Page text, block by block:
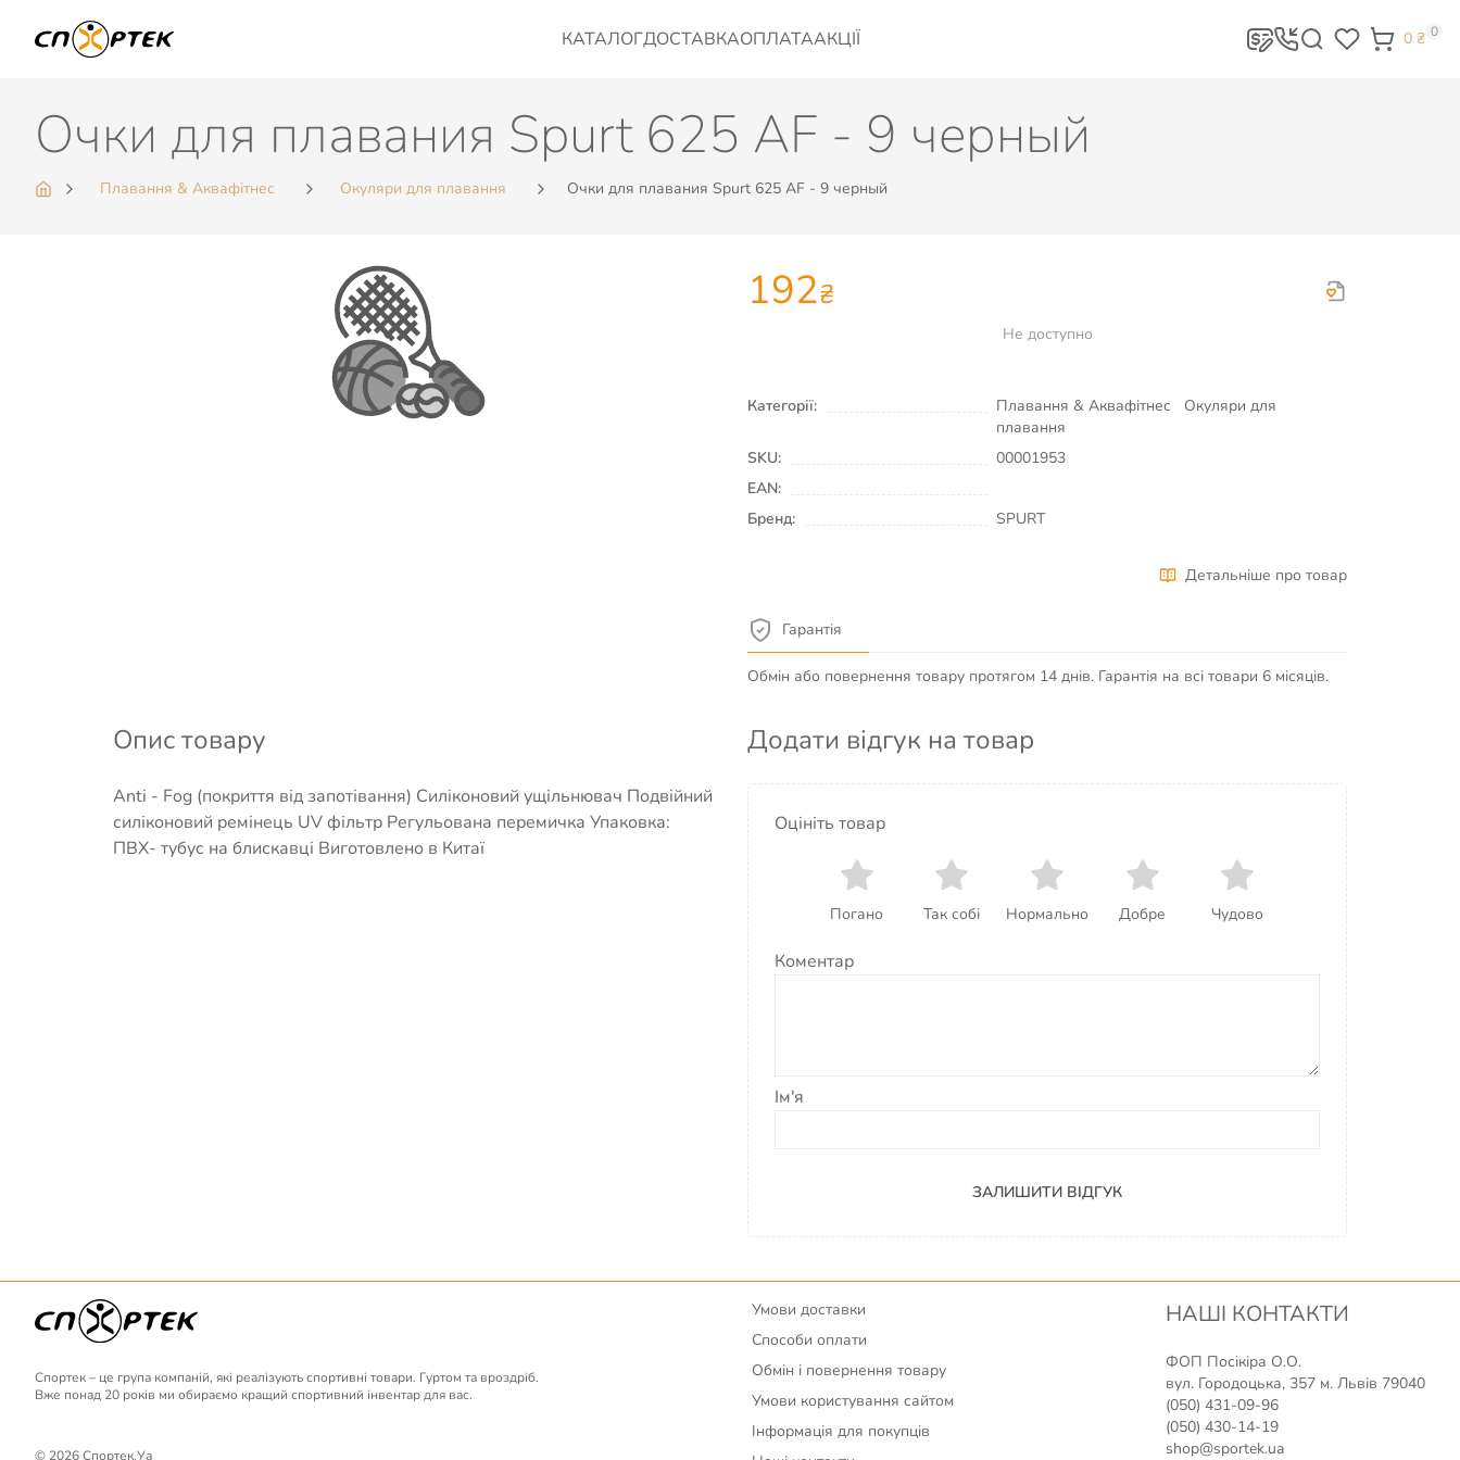
КАТАЛОГДОСТАВКАОПЛАТААКЦІЇ 0 ₴ 0
Очки для плавания Spurt 625 AF - 9 черный
Плавання & Аквафітнес Окуляри для плавання Очки для плавания Spurt 625 AF - 9 черный
192₴
Не доступно
Категорії: Плавання & Аквафітнес
Окуляри для
плавання
SKU:
00001953
EAN:
Бренд:
SPURT
Детальніше про товар
Гарантія
Обмін або повернення товару протягом 14 днів. Гарантія на всі товари 6 місяців.
Опис товару
Anti - Fog (покриття від запотівання) Силіконовий ущільнювач Подвійний
силіконовий ремінець UV фільтр Регульована перемичка Упаковка:
ПВХ- тубус на блискавці Виготовлено в Китаї
Додати відгук на товар
Оцініть товар
Погано Так собі Нормально Добре Чудово
Коментар
Ім'я
ЗАЛИШИТИ ВІДГУК
Спортек – це група компаній, які реалізують спортивні товари. Гуртом та вроздріб.
Вже понад 20 років ми обираємо кращий спортивний інвентар для вас.
© 2026 Спортек.Уа
Умови доставки
Способи оплати
Обмін і повернення товару
Умови користування сайтом
Інформація для покупців
НАШІ КОНТАКТИ
ФОП Посікіра О.О.
вул. Городоцька, 357 м. Львів 79040
(050) 431-09-96
(050) 430-14-19
shop@sportek.ua